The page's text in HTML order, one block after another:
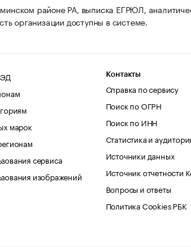
районе РА, выписка ЕГРЮЛ,
организации доступны в системе.
марок
сервиса
изображений
Контакты
Справка по сервису
Поиск по ОГРН
Поиск по ИНН
Статистика и
Источники данных
Источник отчетности
Вопросы и ответы
Политика Cookies РБК